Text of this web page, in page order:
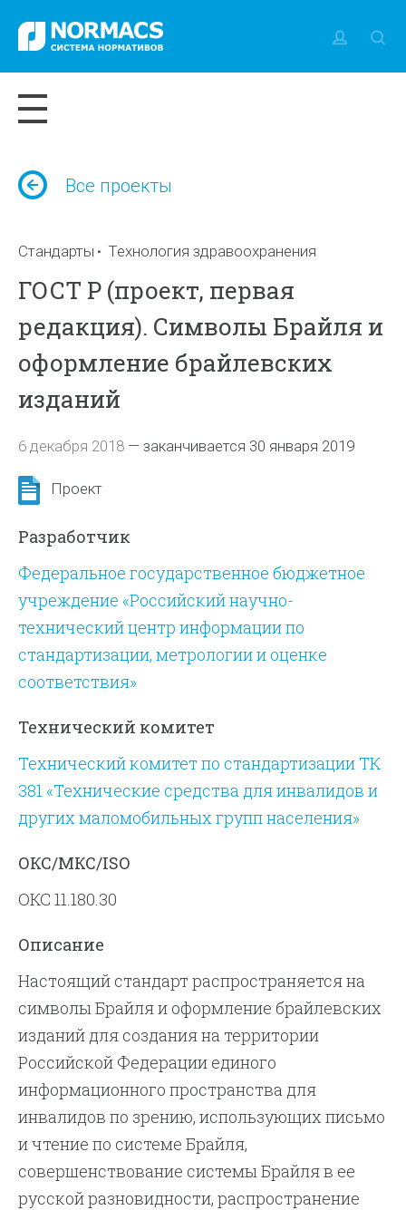
Все проекты
Стандарты Технология здравоохранения
ГОСТ Р (проект, первая
редакция). Символы Брайля и
оформление брайлевских
изданий
6 декабря 2018 —заканчивается 30 января 2019
Проект
Разработчик
Федеральное государственное бюджетное
учреждение «Российский научно-
технический центр информации по
стандартизации, метрологии и оценке
соответствия»
Технический комитет
Технический комитет по стандартизации ТК
381 «Технические средства для инвалидов и
других маломобильных групп населения»
ОКС/МКС/ISO
ОКС 11.180.30
Описание
Настоящий стандарт распространяется на
символы Брайля и оформление брайлевских
изданий для создания на территории
Российской Федерации единого
информационного пространства для
инвалидов по зрению, использующих письмо
и чтение по системе Брайля,
совершенствование системы Брайля в ее
русской разновидности, распространение